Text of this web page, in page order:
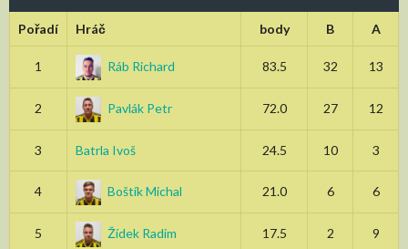
Pořadí Hráč body B A
1 Ráb Richard 83.5 32 13
2 Pavlák Petr 72.0 27 12
3 Batrla Ivoš 24.5 10 3
4 Boštík Michal 21.0 6 6
5 Žídek Radim 17.5 2 9